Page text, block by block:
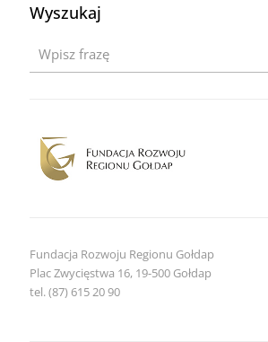
Przebudowa
strony
Wyszukaj
Fundacja Rozwoju Regionu Gołdap
Plac Zwycięstwa 16, 19-500 Gołdap
tel. (87) 615 20 90